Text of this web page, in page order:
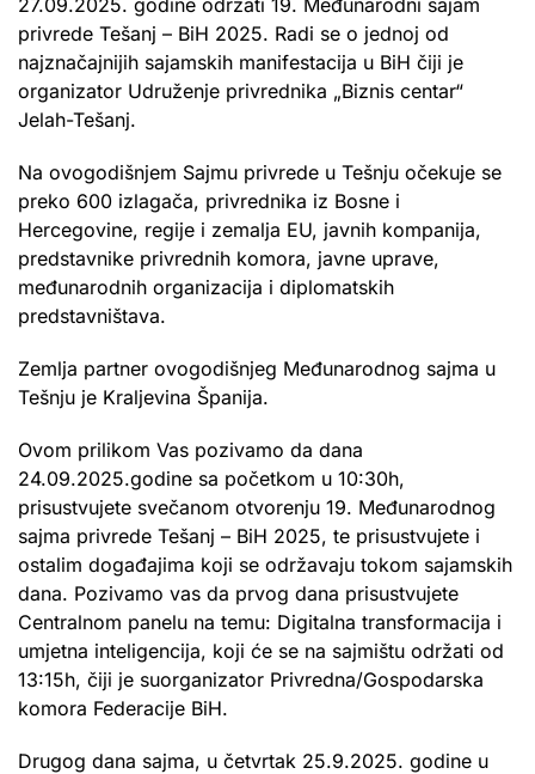
privrede Tešanj – BiH 2025. Radi se o jednoj od
najznačajnijih sajamskih manifestacija u BiH čiji je
organizator Udruženje privrednika „Biznis centar“
Jelah-Tešanj.
Na ovogodišnjem Sajmu privrede u Tešnju očekuje se
preko 600 izlagača, privrednika iz Bosne i
Hercegovine, regije i zemalja EU, javnih kompanija,
predstavnike privrednih komora, javne uprave,
međunarodnih organizacija i diplomatskih
predstavništava.
Zemlja partner ovogodišnjeg Međunarodnog sajma u
Tešnju je Kraljevina Španija.
Ovom prilikom Vas pozivamo da dana
24.09.2025.godine sa početkom u 10:30h,
prisustvujete svečanom otvorenju 19. Međunarodnog
sajma privrede Tešanj – BiH 2025, te prisustvujete i
ostalim događajima koji se održavaju tokom sajamskih
dana. Pozivamo vas da prvog dana prisustvujete
Centralnom panelu na temu: Digitalna transformacija i
umjetna inteligencija, koji će se na sajmištu održati od
13:15h, čiji je suorganizator Privredna/Gospodarska
komora Federacije BiH.
Drugog dana sajma, u četvrtak 25.9.2025. godine u